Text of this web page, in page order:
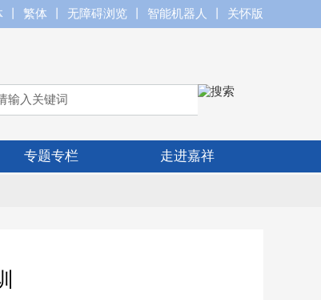
繁体 无障碍浏览 智能机器人 关怀版
专题专栏 走进嘉祥